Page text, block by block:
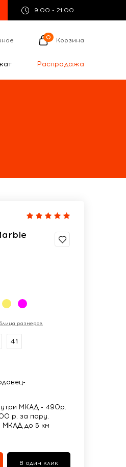
9:00 - 21:00
0 Корзина
Распродажа
размеров
41
МКАД - 490р.
р. за пару.
МКАД до 5 км
В один клик